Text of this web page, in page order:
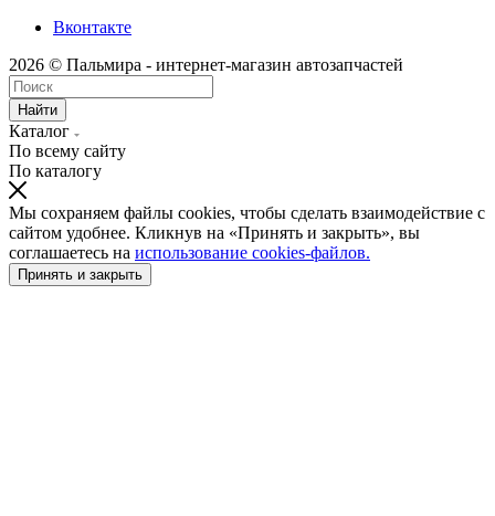
Вконтакте
2026 © Пальмира - интернет-магазин автозапчастей
Найти
Каталог
По всему сайту
По каталогу
Мы сохраняем файлы cookies, чтобы сделать взаимодействие с
сайтом удобнее. Кликнув на «Принять и закрыть», вы
соглашаетесь на использование cookies-файлов.
Принять и закрыть